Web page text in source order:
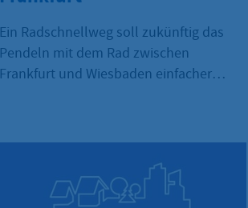
Ein Radschnellweg soll zukünftig das
Pendeln mit dem Rad zwischen
Frankfurt und Wiesbaden einfacher